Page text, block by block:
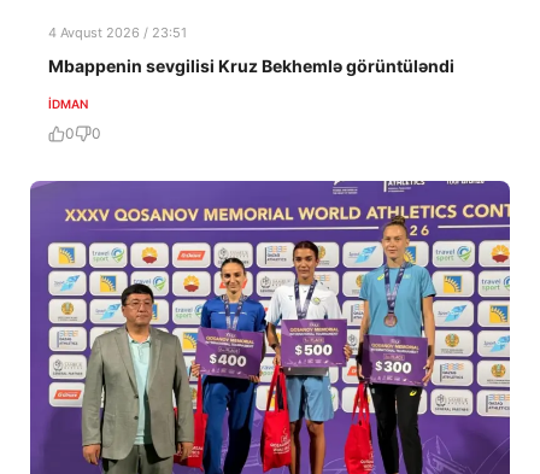
4 Avqust 2026 / 23:51
Mbappenin sevgilisi Kruz Bekhemlə görüntüləndi
İDMAN
0 0